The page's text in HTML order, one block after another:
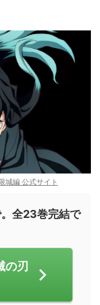
城編 公式サイト
全23巻完結で
の刃